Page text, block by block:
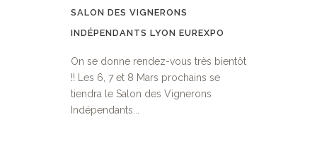
SALON DES VIGNERONS
INDÉPENDANTS LYON EUREXPO
On se donne rendez-vous très bientôt
!! Les 6, 7 et 8 Mars prochains se
tiendra le Salon des Vignerons
Indépendants...